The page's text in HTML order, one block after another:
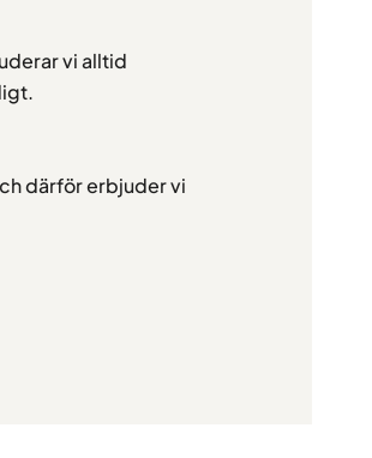
vi alltid
därför erbjuder vi